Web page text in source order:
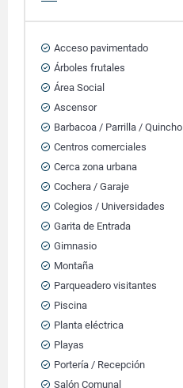
Acceso pavimentado
Árboles frutales
Área Social
Ascensor
Barbacoa / Parrilla / Quincho
Centros comerciales
Cerca zona urbana
Cochera / Garaje
Colegios / Universidades
Garita de Entrada
Gimnasio
Montaña
Parqueadero visitantes
Piscina
Planta eléctrica
Playas
Portería / Recepción
Salón Comunal